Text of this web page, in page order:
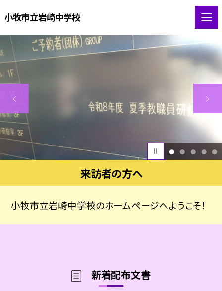
小牧市立岩崎中学校
1 2 3 4 5
来訪者の方へ
小牧市立岩崎中学校のホームページへようこそ！
新着配布文書